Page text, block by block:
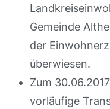
Gemeinde
der
überwiesen.
Zum
vorläufige